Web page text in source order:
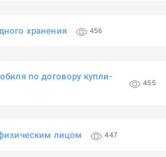
хранения 456
по договору купли-
455
лицом 447